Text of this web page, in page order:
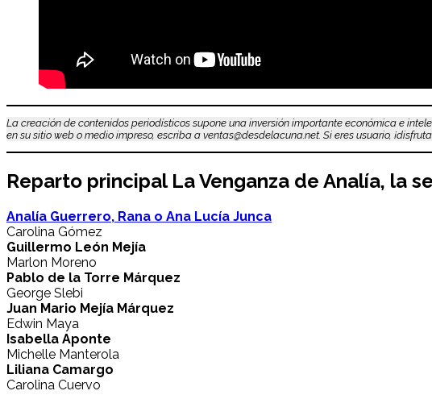
La creación de contenidos periodísticos supone una inversión importante económica e
en su sitio web o medio impreso, escriba a ventas@desdelacuna.net. Si eres usuario,
Reparto principal La Venganza de Analía, la
Analía Guerrero, Rana o Ana Lucía Junca
Carolina Gómez
Guillermo León Mejía
Marlon Moreno
Pablo de la Torre Márquez
George Slebi
Juan Mario Mejía Márquez
Edwin Maya
Isabella Aponte
Michelle Manterola
Liliana Camargo
Carolina Cuervo